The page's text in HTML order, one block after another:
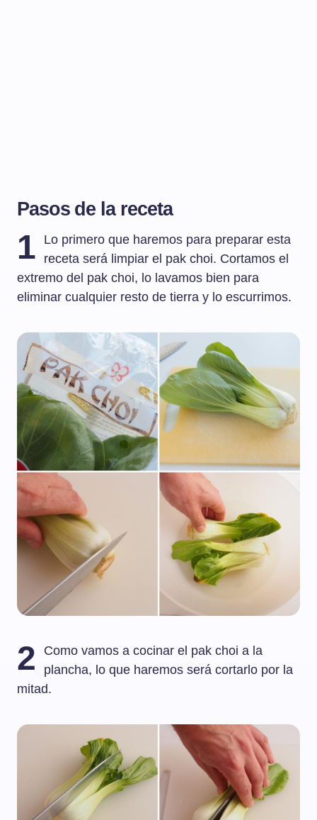
Pasos de la receta
1
Lo primero que haremos para preparar esta
receta será limpiar el pak choi. Cortamos el
extremo del pak choi, lo lavamos bien para
eliminar cualquier resto de tierra y lo escurrimos.
2
Como vamos a cocinar el pak choi a la
plancha, lo que haremos será cortarlo por la
mitad.